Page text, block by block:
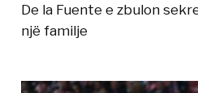
De la Fuente e zbulon
një familje